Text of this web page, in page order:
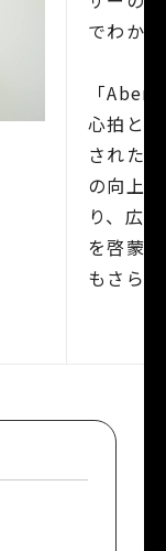
でわか
「
心拍と
された
の向上
り、広
を啓蒙
もさら